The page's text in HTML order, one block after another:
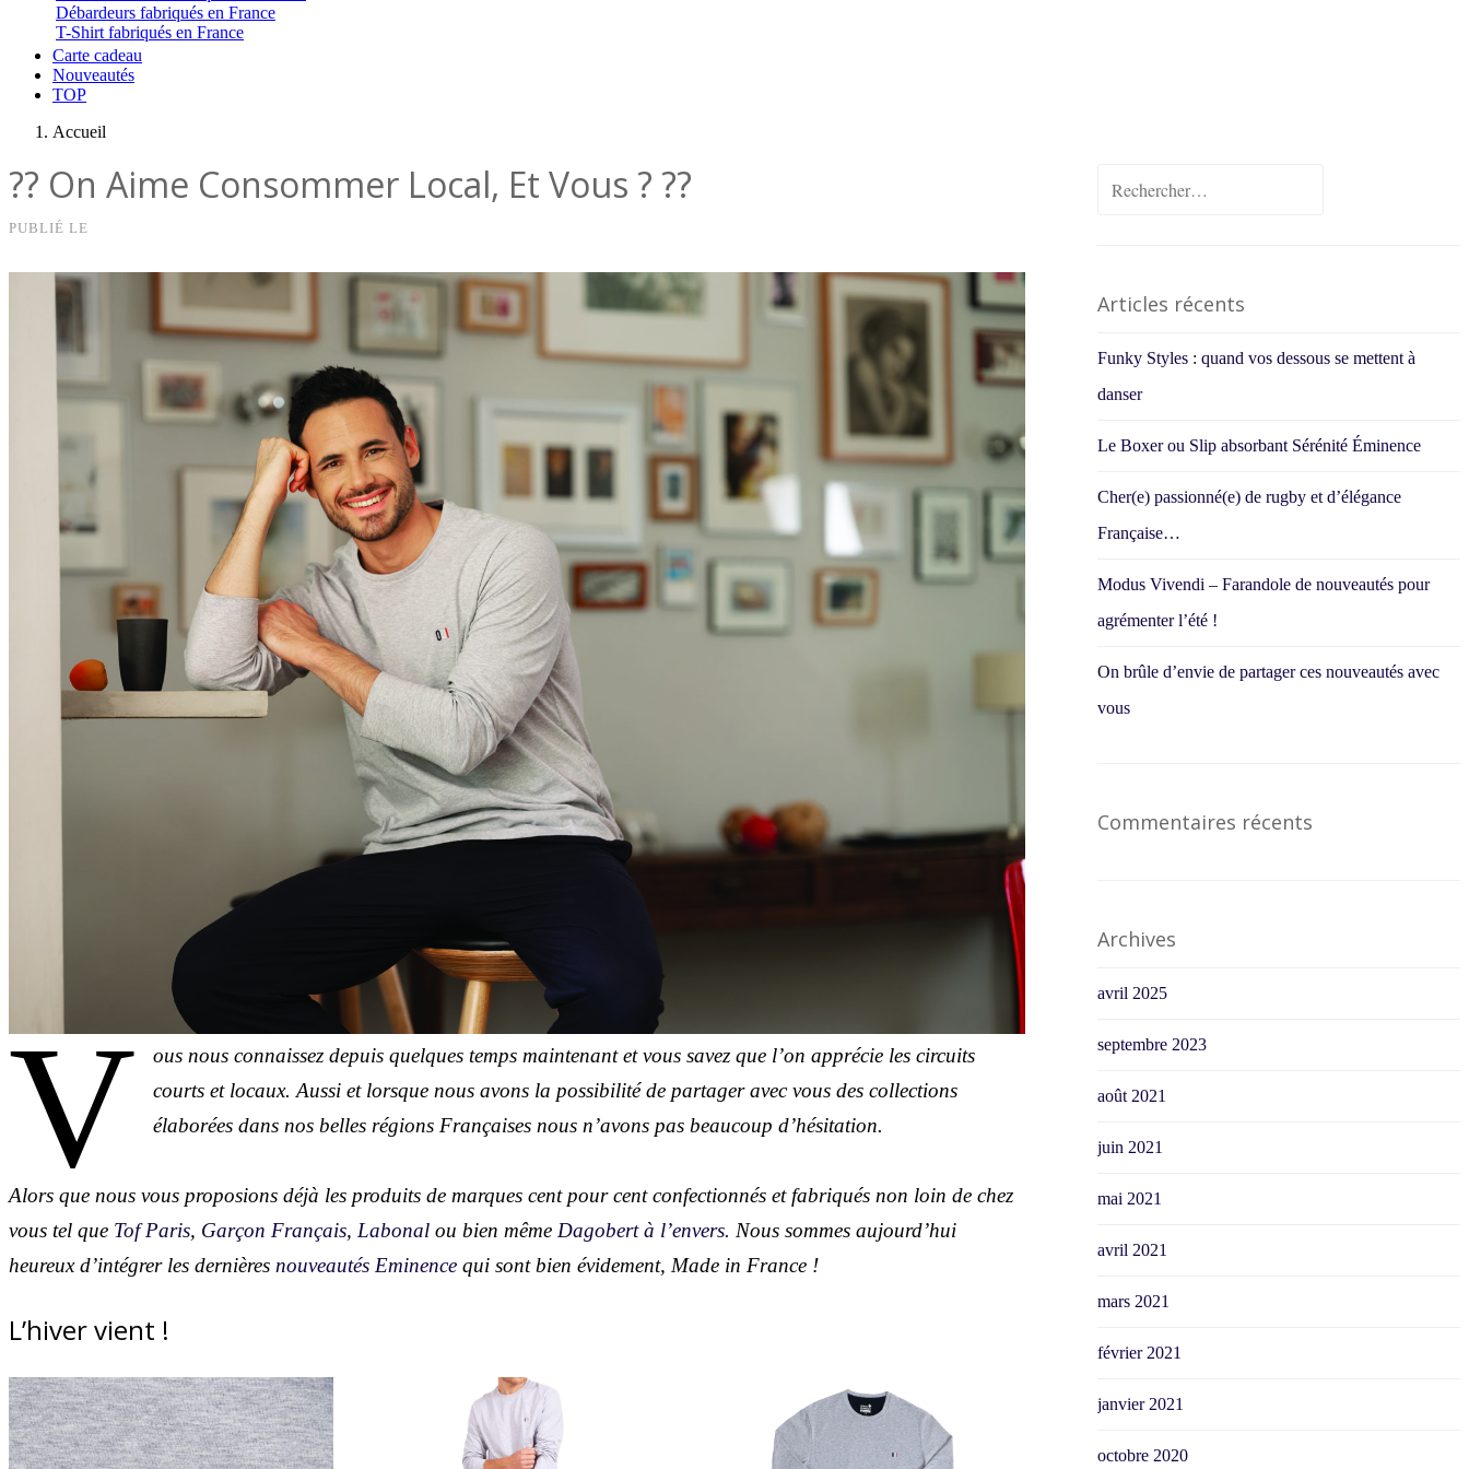
Débardeurs fabriqués en France
T-Shirt fabriqués en France
Carte cadeau
Nouveautés
TOP
Accueil
?? On Aime Consommer Local, Et Vous ? ??
PUBLIÉ LE
V
ous nous connaissez depuis quelques temps maintenant et vous savez que l’on apprécie les circuits
courts et locaux. Aussi et lorsque nous avons la possibilité de partager avec vous des collections
élaborées dans nos belles régions Françaises nous n’avons pas beaucoup d’hésitation.
Alors que nous vous proposions déjà les produits de marques cent pour cent confectionnés et fabriqués non loin de chez
vous tel que Tof Paris, Garçon Français, Labonal ou bien même Dagobert à l’envers. Nous sommes aujourd’hui
heureux d’intégrer les dernières nouveautés Eminence qui sont bien évidement, Made in France !
L’hiver vient !
Rechercher :
Articles récents
Funky Styles : quand vos dessous se mettent à
danser
Le Boxer ou Slip absorbant Sérénité Éminence
Cher(e) passionné(e) de rugby et d’élégance
Française…
Modus Vivendi – Farandole de nouveautés pour
agrémenter l’été !
On brûle d’envie de partager ces nouveautés avec
vous
Commentaires récents
Archives
avril 2025
septembre 2023
août 2021
juin 2021
mai 2021
avril 2021
mars 2021
février 2021
janvier 2021
octobre 2020